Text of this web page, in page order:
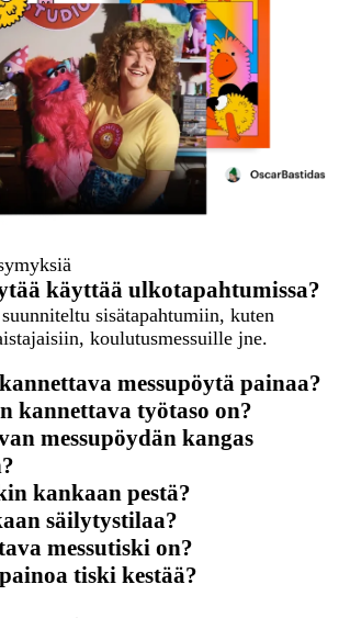
käyttää ulkotapahtumissa?
sisätapahtumiin, kuten
koulutusmessuille jne.
messupöytä painaa?
kannettava työtaso on?
messupöydän kangas
kankaan pestä?
säilytystilaa?
messutiski on?
tiski kestää?